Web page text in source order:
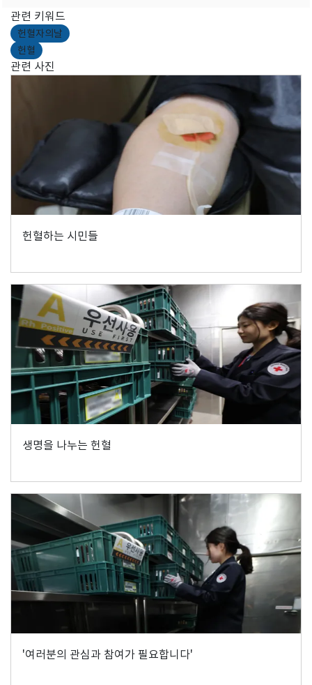
관련 키워드
헌혈자의날
헌혈
관련 사진
헌혈하는 시민들
생명을 나누는 헌혈
'여러분의 관심과 참여가 필요합니다'